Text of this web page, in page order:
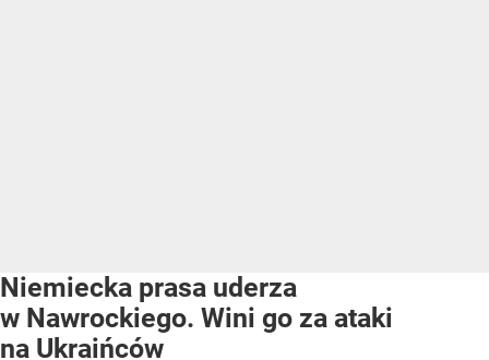
Niemiecka prasa uderza
w Nawrockiego. Wini go za ataki
na Ukraińców